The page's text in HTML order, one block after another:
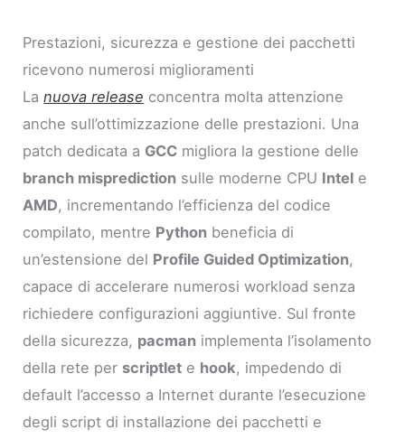
Prestazioni, sicurezza e gestione dei pacchetti
ricevono numerosi miglioramenti
Lanuova release concentra molta attenzione
anche sull’ottimizzazione delle prestazioni. Una
patch dedicata a GCC migliora la gestione delle
branch misprediction sulle moderne CPU Intel e
AMD, incrementando l’efficienza del codice
compilato, mentre Python beneficia di
un’estensione del Profile Guided Optimization,
capace di accelerare numerosi workload senza
richiedere configurazioni aggiuntive. Sul fronte
della sicurezza, pacman implementa l’isolamento
della rete per scriptlet e hook, impedendo di
default l’accesso a Internet durante l’esecuzione
degli script di installazione dei pacchetti e